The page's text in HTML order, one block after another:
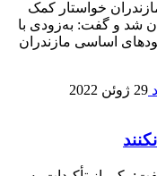
خواستار کمک
شد و گفت: به‌زودی با
اساسی مازندران
29 ژوئن 2022